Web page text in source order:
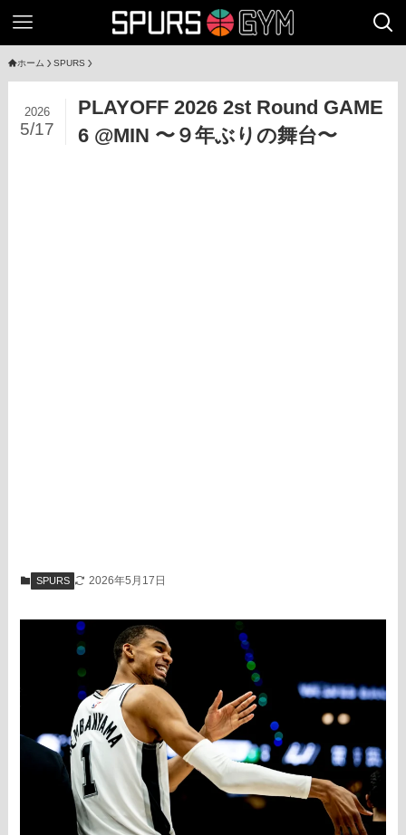
ホーム SPURS
PLAYOFF 2026 2st Round GAME
6 @MIN 〜９年ぶりの舞台〜
2026
5/17
SPURS 2026年5月17日